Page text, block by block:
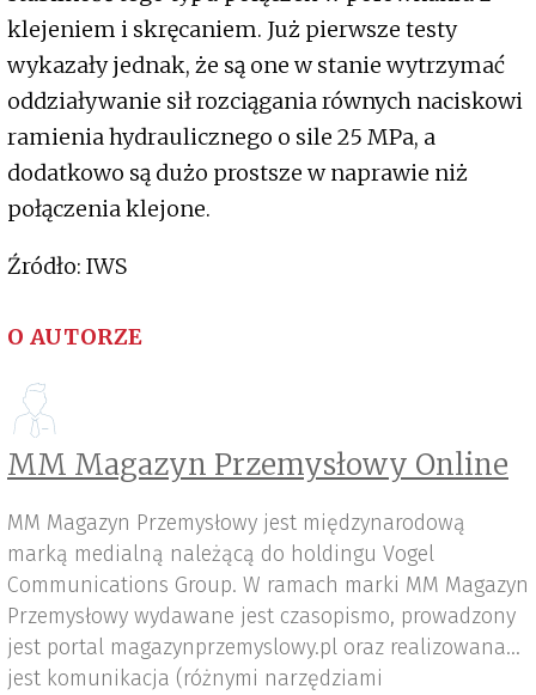
klejeniem i skręcaniem. Już pierwsze testy
wykazały jednak, że są one w stanie wytrzymać
oddziaływanie sił rozciągania równych naciskowi
ramienia hydraulicznego o sile 25 MPa, a
dodatkowo są dużo prostsze w naprawie niż
połączenia klejone.
Źródło: IWS
O AUTORZE
MM Magazyn Przemysłowy Online
MM Magazyn Przemysłowy jest międzynarodową
marką medialną należącą do holdingu Vogel
Communications Group. W ramach marki MM Magazyn
Przemysłowy wydawane jest czasopismo, prowadzony
jest portal magazynprzemyslowy.pl oraz realizowana
jest komunikacja (różnymi narzędziami